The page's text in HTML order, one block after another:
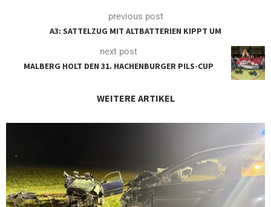
previous post
A3: SATTELZUG MIT ALTBATTERIEN KIPPT UM
next post
MALBERG HOLT DEN 31. HACHENBURGER PILS-CUP
WEITERE ARTIKEL